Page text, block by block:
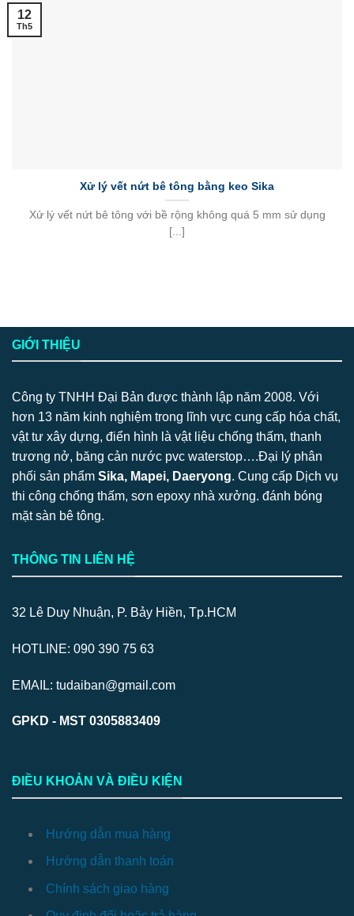
Xử lý vết nứt bê tông bằng keo Sika
Xử lý vết nứt bê tông với bề rộng không quá 5 mm sử dụng
[...]
12
Th5
GIỚI THIỆU
Công ty TNHH Đại Bản được thành lập năm 2008. Với
hơn 13 năm kinh nghiệm trong lĩnh vực cung cấp hóa chất,
vật tư xây dựng, điển hình là vật liệu chống thấm, thanh
trương nở, băng cản nước pvc waterstop….Đại lý phân
phối sản phẩm Sika, Mapei, Daeryong. Cung cấp Dịch vụ
thi công chống thấm, sơn epoxy nhà xưởng. đánh bóng
mặt sàn bê tông.
THÔNG TIN LIÊN HỆ
32 Lê Duy Nhuận, P. Bảy Hiền, Tp.HCM
HOTLINE: 090 390 75 63
EMAIL: tudaiban@gmail.com
GPKD - MST 0305883409
ĐIỀU KHOẢN VÀ ĐIỀU KIỆN
Hướng dẫn mua hàng
Hướng dẫn thanh toán
Chính sách giao hàng